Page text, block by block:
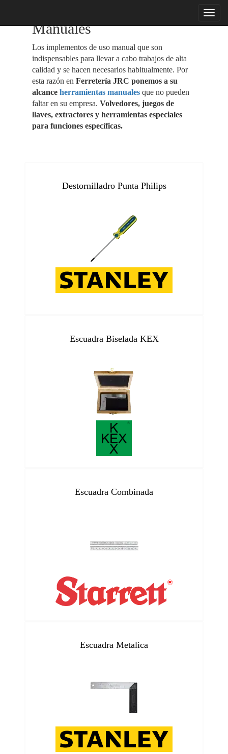
menu
Manuales
Los implementos de uso manual que son
indispensables para llevar a cabo trabajos de alta
calidad y se hacen necesarios habitualmente. Por
esta razón en Ferretería JRC ponemos a su
alcance herramientas manualesque no pueden
faltar en su empresa. Volvedores, juegos de
llaves, extractores y herramientas especiales
para funciones específicas.
Destornilladro Punta Philips
Escuadra Biselada KEX
Escuadra Combinada
Escuadra Metalica